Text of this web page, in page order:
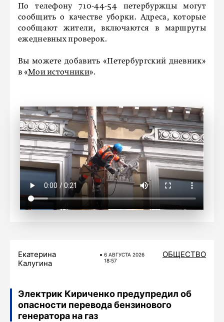
По телефону 710-44-54 петербуржцы могут
сообщить о качестве уборки. Адреса, которые
сообщают жители, включаются в маршруты
ежедневных проверок.
Вы можете добавить «Петербургский дневник»
в «Мои источники».
Екатерина
Калугина
6 АВГУСТА 2026
18:57
ОБЩЕСТВО
Электрик Кириченко предупредил об
опасности перевода бензинового
генератора на газ